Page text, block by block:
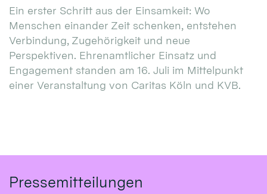
Ein erster Schritt aus der Einsamkeit: Wo
Menschen einander Zeit schenken, entstehen
Verbindung, Zugehörigkeit und neue
Perspektiven. Ehrenamtlicher Einsatz und
Engagement standen am 16. Juli im Mittelpunkt
einer Veranstaltung von Caritas Köln und KVB.
Pressemitteilungen